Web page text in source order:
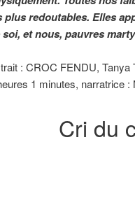
plus redoutables. Elles
soi, et nous, pauvres
: CROC FENDU, Tanya
1 minutes, narratrice :
Cri du